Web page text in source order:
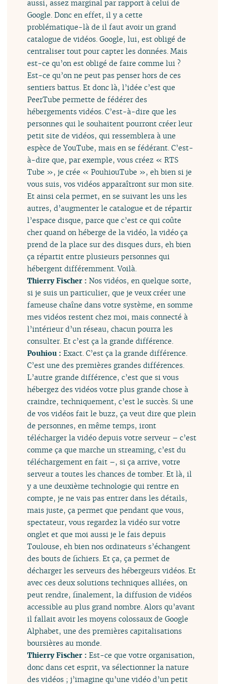
aussi, assez marginal par rapport à celui de
Google. Donc en effet, il y a cette
problématique-là de il faut avoir un grand
catalogue de vidéos. Google, lui, est obligé de
centraliser tout pour capter les données. Mais
est-ce qu’on est obligé de faire comme lui ?
Est-ce qu’on ne peut pas penser hors de ces
sentiers battus. Et donc là, l’idée c’est que
PeerTube permette de fédérer des
hébergements vidéos. C’est-à-dire que les
personnes qui le souhaitent pourront créer leur
petit site de vidéos, qui ressemblera à une
espèce de YouTube, mais en se fédérant. C’est-
à-dire que, par exemple, vous créez « RTS
Tube », je crée « PouhiouTube », eh bien si je
vous suis, vos vidéos apparaîtront sur mon site.
Et ainsi cela permet, en se suivant les uns les
autres, d’augmenter le catalogue et de répartir
l’espace disque, parce que c’est ce qui coûte
cher quand on héberge de la vidéo, la vidéo ça
prend de la place sur des disques durs, eh bien
ça répartit entre plusieurs personnes qui
hébergent différemment. Voilà.
Thierry Fischer :Nos vidéos, en quelque sorte,
si je suis un particulier, que je veux créer une
fameuse chaîne dans votre système, en somme
mes vidéos restent chez moi, mais connecté à
l’intérieur d’un réseau, chacun pourra les
consulter. Et c’est ça la grande différence.
Pouhiou :Exact. C’est ça la grande différence.
C’est une des premières grandes différences.
L’autre grande différence, c’est que si vous
hébergez des vidéos votre plus grande chose à
craindre, techniquement, c’est le succès. Si une
de vos vidéos fait le buzz, ça veut dire que plein
de personnes, en même temps, iront
télécharger la vidéo depuis votre serveur – c’est
comme ça que marche un streaming, c’est du
téléchargement en fait –, si ça arrive, votre
serveur a toutes les chances de tomber. Et là, il
y a une deuxième technologie qui rentre en
compte, je ne vais pas entrer dans les détails,
mais juste, ça permet que pendant que vous,
spectateur, vous regardez la vidéo sur votre
onglet et que moi aussi je le fais depuis
Toulouse, eh bien nos ordinateurs s’échangent
des bouts de fichiers. Et ça, ça permet de
décharger les serveurs des hébergeurs vidéos. Et
avec ces deux solutions techniques alliées, on
peut rendre, finalement, la diffusion de vidéos
accessible au plus grand nombre. Alors qu’avant
il fallait avoir les moyens colossaux de Google
Alphabet, une des premières capitalisations
boursières au monde.
Thierry Fischer :Est-ce que votre organisation,
donc dans cet esprit, va sélectionner la nature
des vidéos ; j’imagine qu’une vidéo d’un petit